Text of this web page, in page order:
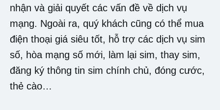
nhận và giải quyết các vấn đề về dịch vụ
mạng. Ngoài ra, quý khách cũng có thể mua
điện thoại giá siêu tốt, hỗ trợ các dịch vụ sim
số, hòa mạng số mới, làm lại sim, thay sim,
đăng ký thông tin sim chính chủ, đóng cước,
thẻ cào…